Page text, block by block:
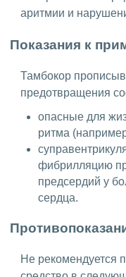
аритмии и
Показания к
Тамбокор
предотвращения
опасные для
ритма
фибрилляцию
предсердий у
сердца.
Не рекомендуется